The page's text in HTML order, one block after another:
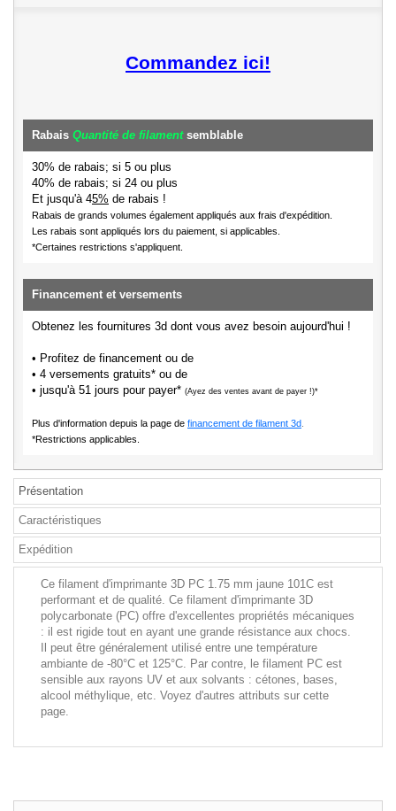
Commandez ici!
Rabais Quantité de filamentsemblable
30% de rabais; si 5 ou plus
40% de rabais; si 24 ou plus
Et jusqu'à 45% de rabais !
Rabais de grands volumes également appliqués aux frais d'expédition.
Les rabais sont appliqués lors du paiement, si applicables.
*Certaines restrictions s'appliquent.
Financement et versements
Obtenez les fournitures 3d dont vous avez besoin aujourd'hui !
• Profitez de financement ou de
• 4 versements gratuits* ou de
• jusqu'à 51 jours pour payer* (Ayez des ventes avant de payer !)*
Plus d'information depuis la page de financement de filament 3d
*Restrictions applicables.
Présentation
Caractéristiques
Expédition
Ce filament d'imprimante 3D PC 1.75 mm jaune 101C est
performant et de qualité. Ce filament d'imprimante 3D
polycarbonate (PC) offre d'excellentes propriétés mécaniques
: il est rigide tout en ayant une grande résistance aux chocs.
Il peut être généralement utilisé entre une température
ambiante de -80°C et 125°C. Par contre, le filament PC est
sensible aux rayons UV et aux solvants : cétones, bases,
alcool méthylique, etc. Voyez d'autres attributs sur cette
page.